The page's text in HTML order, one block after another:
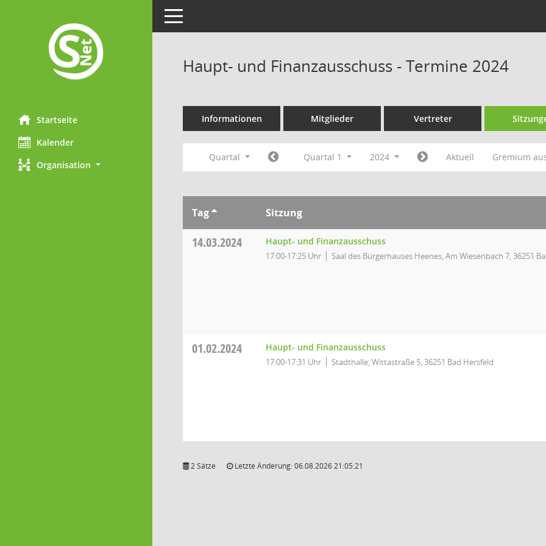
Startseite
Kalender
Organisation
Toggle navigation
Haupt- und Finanzausschuss - Termine 2024
Informationen Mitglieder Vertreter
Quartal Quartal 1 2024 Aktuell Gremium
Tag Sitzung
14.03.2024 Haupt- und Finanzausschuss
17:00-17:25 Uhr Saal des Bürgerhauses Heenes, Am Wiesenbach 7, 36251
01.02.2024 Haupt- und Finanzausschuss
17:00-17:31 Uhr Stadthalle, Wittastraße 5, 36251 Bad Hersfeld
2 Sätze Letzte Änderung: 06.08.2026 21:05:21